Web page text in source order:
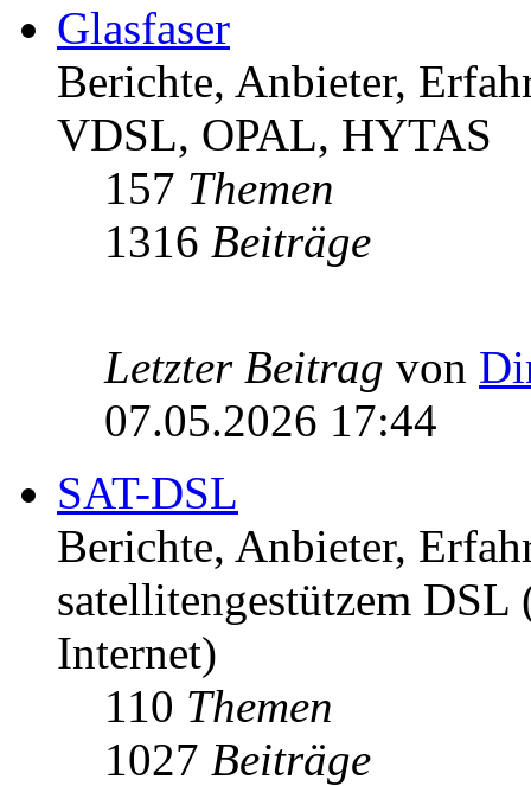
Glasfaser
Berichte, Anbieter,
VDSL, OPAL, HYTAS
157 Themen
1316 Beiträge
Letzter Beitrag von
07.05.2026 17:44
SAT-DSL
Berichte, Anbieter,
satellitengestützem
Internet)
110 Themen
1027 Beiträge